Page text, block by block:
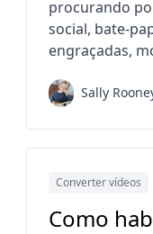
procurando
social, bate-
engraçadas,
Sally
Converter vídeos
Como